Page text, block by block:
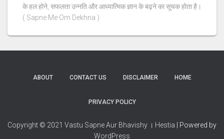
के हल होने, सफलता उन्नति और आध्यात्मिक ज्ञान के बढ़ने का सूचक होता है।
( Sapne Me Om Dekhna )
ABOUT CONTACT US DISCLAIMER HOME
PRIVACY POLICY
Copyright © 2021 Vastu Sapne Aur Bhavishy । Hestia | Powered by
WordPress